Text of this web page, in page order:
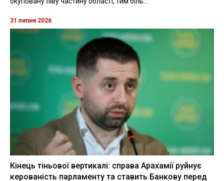
31 липня 2026
Кінець тіньової вертикалі: справа Арахамії руйнує
керованість парламенту та ставить Банкову перед